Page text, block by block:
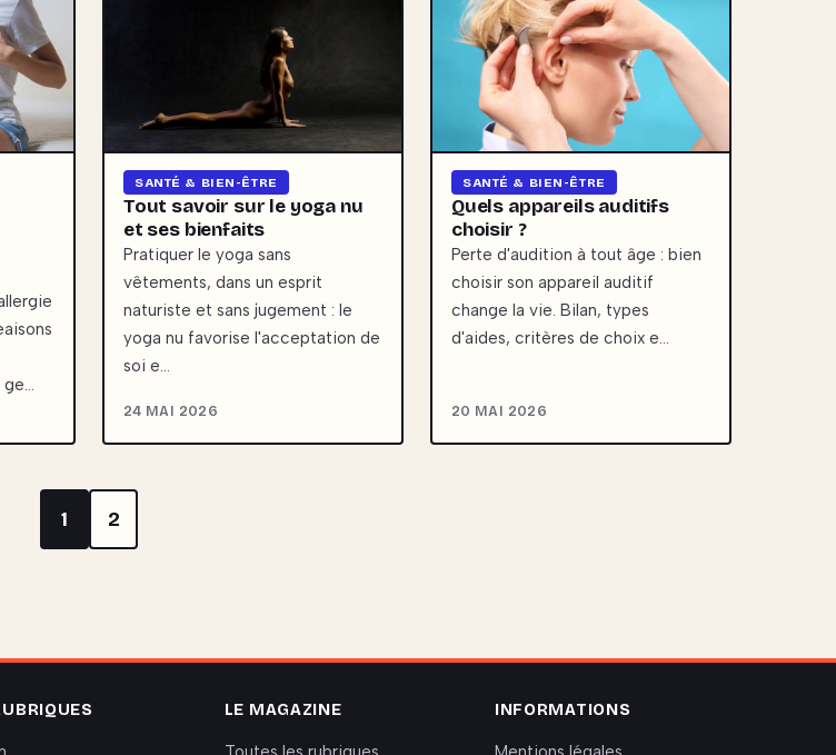
ge…
SANTÉ & BIEN-ÊTRE
Tout savoir sur le yoga nu
et ses bienfaits
Pratiquer le yoga sans
vêtements, dans un esprit
naturiste et sans jugement : le
yoga nu favorise l'acceptation de
soi e…
24 MAI 2026
SANTÉ & BIEN-ÊTRE
Quels appareils auditifs
choisir ?
Perte d'audition à tout âge : bien
choisir son appareil auditif
change la vie. Bilan, types
d'aides, critères de choix e…
20 MAI 2026
1 2
LE MAGAZINE INFORMATIONS